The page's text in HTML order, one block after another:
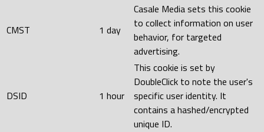
CMST 1 day
Casale Media sets this cookie
to collect information on user
behavior, for targeted
advertising.
DSID 1 hour
This cookie is set by
DoubleClick to note the user's
specific user identity. It
contains a hashed/encrypted
unique ID.